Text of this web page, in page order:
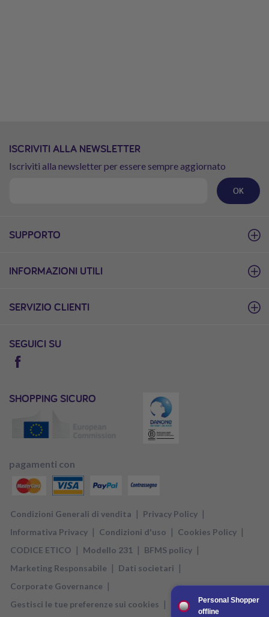
Personal Shopper
offline
ISCRIVITI ALLA NEWSLETTER
Iscriviti alla newsletter per essere sempre aggiornato
OK
SUPPORTO
INFORMAZIONI UTILI
SERVIZIO CLIENTI
SEGUICI SU
SHOPPING SICURO
pagamenti con
Condizioni Generali di vendita | Privacy Policy |
Informativa Privacy | Condizioni d'uso | Cookies Policy |
CODICE ETICO | Modello 231 | BFMS policy |
Marketing Responsabile | Dati societari |
Corporate Governance |
Gestisci le tue preferenze sui cookies |